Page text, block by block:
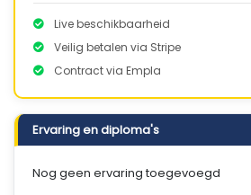
Live beschikbaarheid
Veilig betalen via Stripe
Contract via Empla
Ervaring en diploma's
Nog geen ervaring toegevoegd